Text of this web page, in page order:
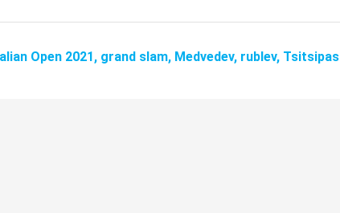
Open 2021, grand slam, Medvedev, rublev, Tsitsipas